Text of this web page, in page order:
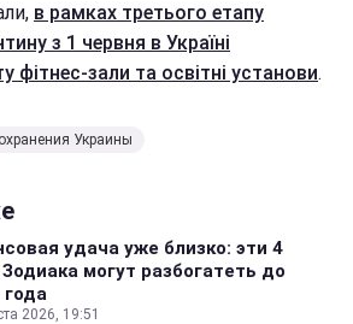
в рамках третього етапу
з 1 червня в Україні
фітнес-зали та освітні установи.
Украины
удача уже близко: эти 4
могут разбогатеть до
года
2026, 19:51